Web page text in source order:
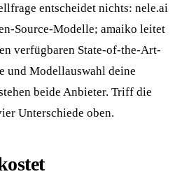
entscheidet nichts: nele.ai
Source-Modelle; amaiko leitet
verfügbaren State-of-the-Art-
und Modellauswahl deine
beide Anbieter. Triff die
Unterschiede oben.